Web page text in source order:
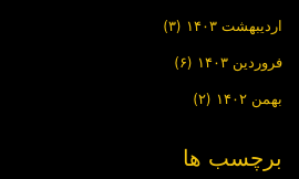
اردیبهشت ۱۴۰۳ (۳)
فروردین ۱۴۰۳ (۶)
بهمن ۱۴۰۲ (۲)
برچسب ها